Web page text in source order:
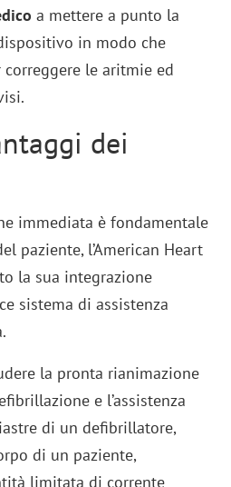
a mettere a punto la
in modo che
le aritmie ed
dei
immediata è fondamentale
paziente, l’American Heart
la sua integrazione
sistema di assistenza
la pronta rianimazione
e l’assistenza
di un defibrillatore,
di un paziente,
limitata di corrente